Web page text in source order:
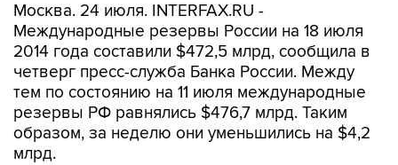
Москва. 24 июля. INTERFAX.RU -
Международные резервы России на 18 июля
2014 года составили $472,5 млрд, сообщила в
четверг пресс-служба Банка России. Между
тем по состоянию на 11 июля международные
резервы РФ равнялись $476,7 млрд. Таким
образом, за неделю они уменьшились на $4,2
млрд.